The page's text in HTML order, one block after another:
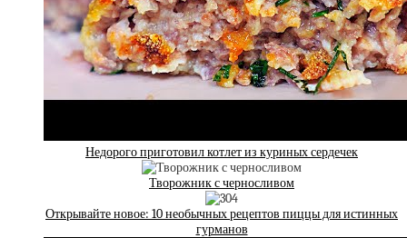
Недорого приготовил котлет из куриных сердечек
Творожник с черносливом
Открывайте новое: 10 необычных рецептов пиццы для истинных
гурманов